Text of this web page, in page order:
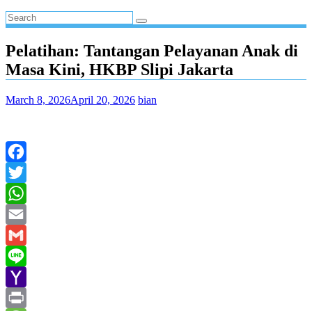
Pelatihan: Tantangan Pelayanan Anak di
Masa Kini, HKBP Slipi Jakarta
March 8, 2026April 20, 2026 bian
Facebook
Twitter
WhatsApp
Email
Gmail
Line
Yahoo